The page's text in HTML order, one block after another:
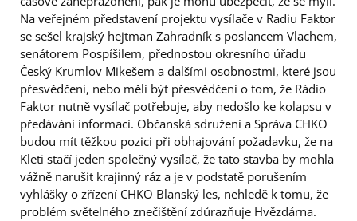
Na veřejném představení projektu vysílače v Radiu Faktor
se sešel krajský hejtman Zahradník s poslancem Vlachem,
senátorem Pospíšilem, přednostou okresního úřadu
Český Krumlov Mikešem a dalšími osobnostmi, které jsou
přesvědčeni, nebo měli být přesvědčeni o tom, že Rádio
Faktor nutně vysílač potřebuje, aby nedošlo ke kolapsu v
předávání informací. Občanská sdružení a Správa CHKO
budou mít těžkou pozici při obhajování požadavku, že na
Kleti stačí jeden společný vysílač, že tato stavba by mohla
vážně narušit krajinný ráz a je v podstatě porušením
vyhlášky o zřízení CHKO Blanský les, nehledě k tomu, že
problém světelného znečištění zdůrazňuje Hvězdárna.